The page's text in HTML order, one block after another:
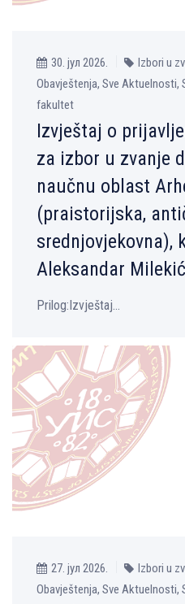
30. јул 2026.
Izbori u
Obavještenja, Sve
fakultet
Izvještaj o
za izbor u zvanje
naučnu oblast
(praistorijska,
srednjovjekovna),
Aleksandar Milekić
Prilog:Izvještaj...
27. јул 2026.
Izbori u
Obavještenja, Sve Aktuelnosti,